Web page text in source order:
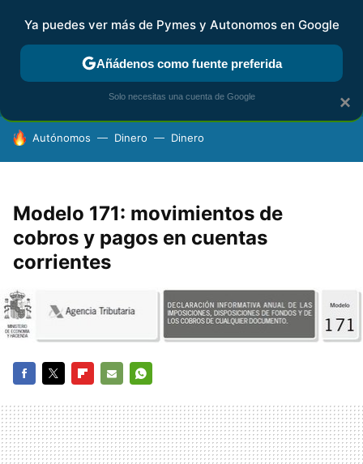
FISCALIDAD Y CONTABILIDAD KIT DIGITAL RENTA
HOY SE HABLA DE
Autónomos Dinero Dinero
Modelo 171: movimientos de
cobros y pagos en cuentas
corrientes
MAIL
×
Ya puedes ver más de Pymes y Autonomos en Google
Añádenos como fuente preferida
Solo necesitas una cuenta de Google